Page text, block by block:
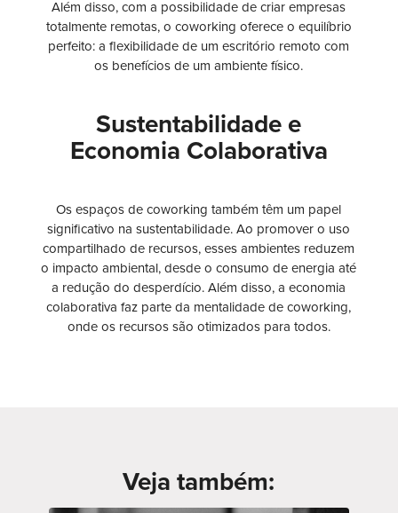
Além disso, com a possibilidade de criar empresas
totalmente remotas, o coworking oferece o equilíbrio
perfeito: a flexibilidade de um escritório remoto com
os benefícios de um ambiente físico.
Sustentabilidade e
Economia Colaborativa
Os espaços de coworking também têm um papel
significativo na sustentabilidade. Ao promover o uso
compartilhado de recursos, esses ambientes reduzem
o impacto ambiental, desde o consumo de energia até
a redução do desperdício. Além disso, a economia
colaborativa faz parte da mentalidade de coworking,
onde os recursos são otimizados para todos.
Veja também: